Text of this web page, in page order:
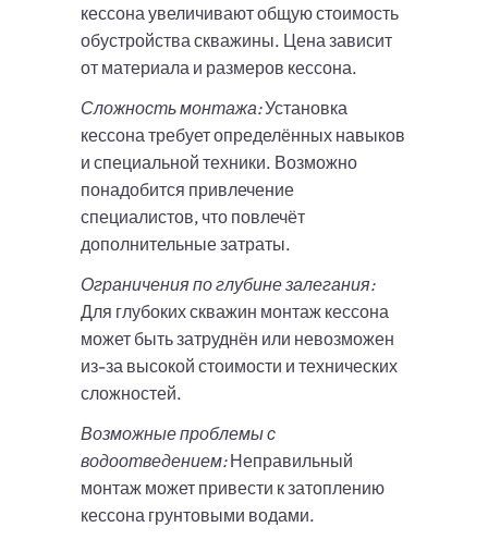
кессона увеличивают общую стоимость
обустройства скважины. Цена зависит
от материала и размеров кессона.
Сложность монтажа:Установка
кессона требует определённых навыков
и специальной техники. Возможно
понадобится привлечение
специалистов, что повлечёт
дополнительные затраты.
Ограничения по глубине залегания:
Для глубоких скважин монтаж кессона
может быть затруднён или невозможен
из-за высокой стоимости и технических
сложностей.
Возможные проблемы с
водоотведением:Неправильный
монтаж может привести к затоплению
кессона грунтовыми водами.